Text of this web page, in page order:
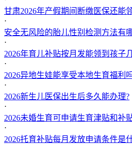
甘肃2026年产假期间断缴医保还能
·
安全无风险的胎儿性别检测方法有
·
2026年育儿补贴按月发能领到孩子
·
2026异地生娃能享受本地生育福利
·
2026新生儿医保出生后多久能办理?
·
2026未婚生育可申请生育津贴和补
·
2026托育补贴每月发放申请条件是